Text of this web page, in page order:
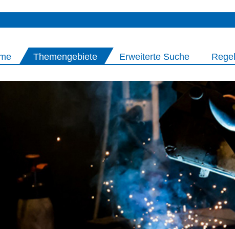
Themengebiete Erweiterte Suche